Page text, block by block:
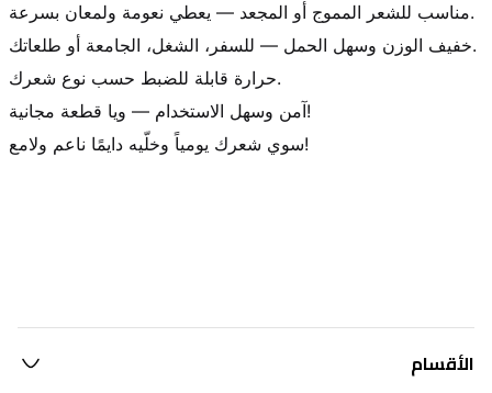
مناسب للشعر المموج أو المجعد — يعطي نعومة ولمعان بسرعة.
خفيف الوزن وسهل الحمل — للسفر، الشغل، الجامعة أو طلعاتك.
حرارة قابلة للضبط حسب نوع شعرك.
آمن وسهل الاستخدام — ويا قطعة مجانية!
سوي شعرك يومياً وخلّيه دايمًا ناعم ولامع!
الأقسام